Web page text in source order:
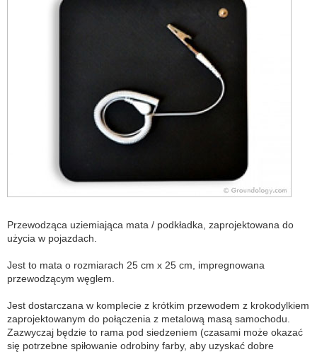
Przewodząca uziemiająca mata / podkładka, zaprojektowana do
użycia w pojazdach.
Jest to mata o rozmiarach 25 cm x 25 cm, impregnowana
przewodzącym węglem.
Jest dostarczana w komplecie z krótkim przewodem z krokodylkiem
zaprojektowanym do połączenia z metalową masą samochodu.
Zazwyczaj będzie to rama pod siedzeniem (czasami może okazać
się potrzebne spiłowanie odrobiny farby, aby uzyskać dobre